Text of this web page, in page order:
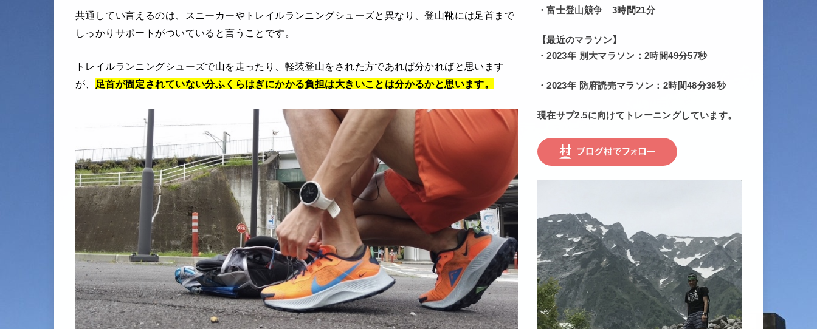
共通してい言えるのは、スニーカーやトレイルランニングシューズと異なり、登山靴には足首まで
しっかりサポートがついていると言うことです。
トレイルランニングシューズで山を走ったり、軽装登山をされた方であれば分かればと思います
が、
足首が固定されていない分ふくらはぎにかかる負担は大きいことは分かるかと思います。
・富士登山競争 3時間21分
【最近のマラソン】
・2023年 別大マラソン：2時間49分57秒
・2023年 防府読売マラソン：2時間48分36秒
現在サブ2.5に向けてトレーニングしています。